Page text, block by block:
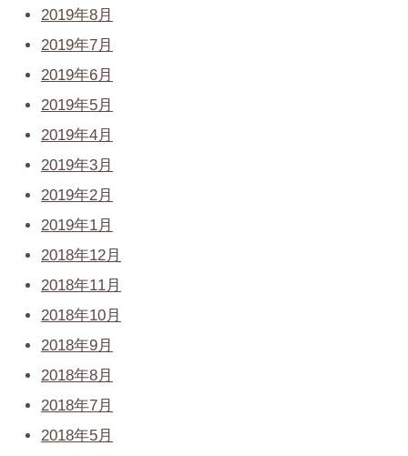
2019年8月
2019年7月
2019年6月
2019年5月
2019年4月
2019年3月
2019年2月
2019年1月
2018年12月
2018年11月
2018年10月
2018年9月
2018年8月
2018年7月
2018年5月